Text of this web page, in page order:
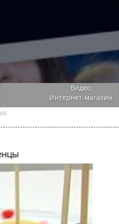
Видео
Интернет-магазин